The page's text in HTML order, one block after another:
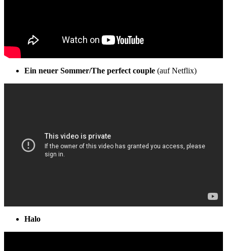
Ein neuer Sommer/The perfect couple (auf Netflix)
Halo